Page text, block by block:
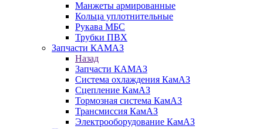
Манжеты армированные
Кольца уплотнительные
Рукава МБС
Трубки ПВХ
Запчасти КАМАЗ
Назад
Запчасти КАМАЗ
Система охлаждения КамАЗ
Сцепление КамАЗ
Тормозная система КамАЗ
Трансмиссия КамАЗ
Электрооборудование КамАЗ